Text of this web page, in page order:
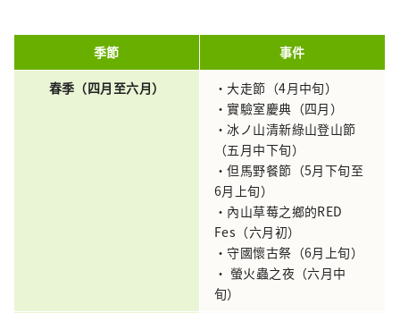
季節
事件
春季（四月至六月）
・大走節（4月中旬）
・實驗室慶典（四月）
・冰ノ山清新綠山登山節
（五月中下旬）
・但馬野餐節（5月下旬至
6月上旬）
・內山草莓之鄉的RED
Fes（六月初）
・守國懷古祭（6月上旬）
• 螢火蟲之夜（六月中
旬）